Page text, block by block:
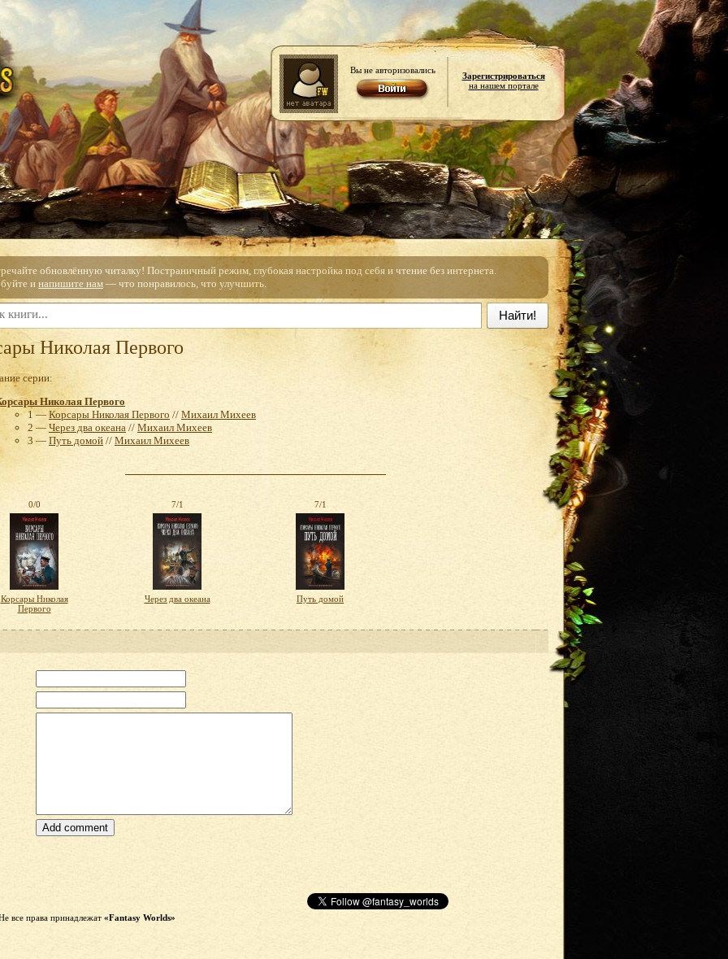
Вы не авторизовались
Зарегистрироваться
на нашем портале
обновлённую читалку! Постраничный режим, глубокая настройка под себя и чтение без интернета.
и напишите нам — что понравилось, что улучшить.
Найти!
Николая Первого
серии:
Николая Первого
1 — Корсары Николая Первого // Михаил Михеев
2 — Через два океана // Михаил Михеев
3 — Путь домой // Михаил Михеев
0/0
Корсары Николая
Первого
7/1
Через два океана
7/1
Путь домой
все права принадлежат «Fantasy Worlds»